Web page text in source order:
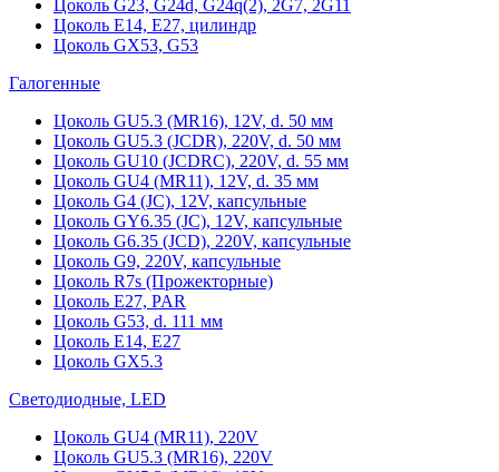
Цоколь G23, G24d, G24q(2), 2G7, 2G11
Цоколь Е14, Е27, цилиндр
Цоколь GX53, G53
Галогенные
Цоколь GU5.3 (MR16), 12V, d. 50 мм
Цоколь GU5.3 (JCDR), 220V, d. 50 мм
Цоколь GU10 (JCDRC), 220V, d. 55 мм
Цоколь GU4 (MR11), 12V, d. 35 мм
Цоколь G4 (JC), 12V, капсульные
Цоколь GY6.35 (JC), 12V, капсульные
Цоколь G6.35 (JCD), 220V, капсульные
Цоколь G9, 220V, капсульные
Цоколь R7s (Прожекторные)
Цоколь Е27, PAR
Цоколь G53, d. 111 мм
Цоколь E14, E27
Цоколь GX5.3
Светодиодные, LED
Цоколь GU4 (MR11), 220V
Цоколь GU5.3 (MR16), 220V